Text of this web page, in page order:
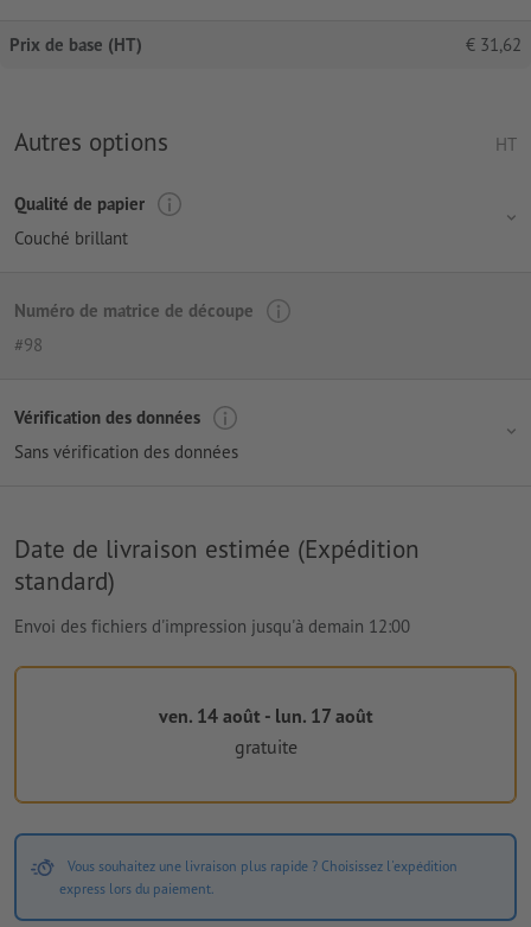
Prix de base (HT) € 31,62
Autres options HT
Qualité de papier
Couché brillant
Numéro de matrice de découpe
#98
Vérification des données
Sans vérification des données
Date de livraison estimée (Expédition
standard)
Envoi des fichiers d'impression jusqu'à demain 12:00
ven. 14 août - lun. 17 août
gratuite
Vous souhaitez une livraison plus rapide ? Choisissez l'expédition
express lors du paiement.